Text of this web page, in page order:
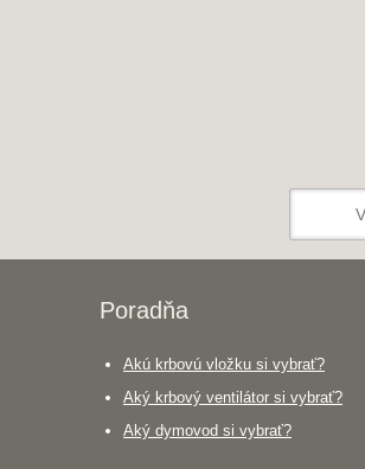
Poradňa
Akú krbovú vložku si vybrať?
Aký krbový ventilátor si vybrať?
Aký dymovod si vybrať?